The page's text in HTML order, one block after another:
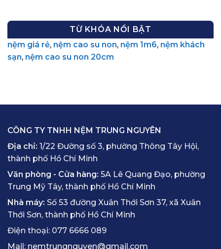
TỪ KHÓA NỔI BẬT
nệm giá rẻ, nệm cao su non, nệm 1m6, nệm khách
sạn, nệm cao su non 20cm
CÔNG TY TNHH NỆM TRUNG NGUYÊN
Địa chỉ: 1/22 Đường số 3, phường Thông Tây Hội,
thành phố Hồ Chí Minh
Văn phòng - Cửa hàng: 5A Lê Quang Đạo, phường
Trung Mỹ Tây, thành phố Hồ Chí Minh
Nhà máy: Số 53 đường Xuân Thới Sơn 37, xã Xuân
Thới Sơn, thành phố Hồ Chí Minh
Điện thoại: 077 6666 089
Mail: nemtrungnguyen@gmail.com